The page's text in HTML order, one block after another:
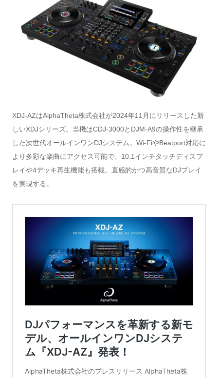
XDJ-AZはAlphaTheta株式会社が2024年11月にリリースした新
しいXDJシリーズ。当機はCDJ-3000とDJM-A9の操作性を継承
した次世代オールインワンDJシステム。Wi-FiやBeatport対応に
より多彩な楽曲にアクセス可能で、10.1インチタッチディスプ
レイや4デッキ再生機能も搭載。直感的かつ高音質なDJプレイ
を実現する。